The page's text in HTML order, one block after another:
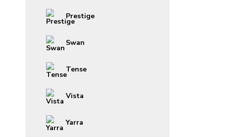
Prestige
Swan
Tense
Vista
Yarra